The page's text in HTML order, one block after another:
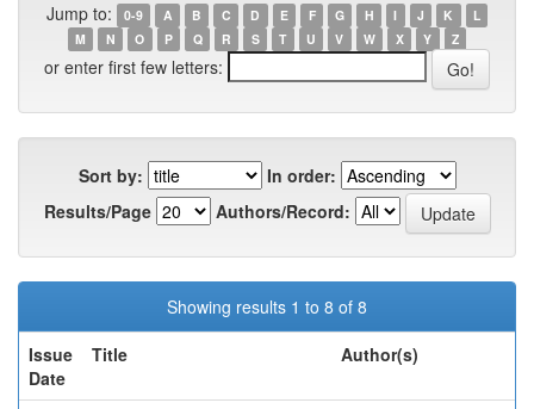
Jump to: 0-9 A B C D E F G H I J K
L
M
N O P Q R S T U V W X Y Z
or enter first few letters:
Sort by:
In order:
Results/Page
Authors/Record:
Showing results 1 to 8 of 8
Issue
Date
Title Author(s)